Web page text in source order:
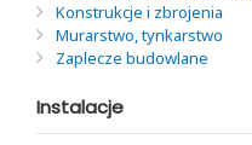
Konstrukcje i zbrojenia
Murarstwo, tynkarstwo
Zaplecze budowlane
Instalacje